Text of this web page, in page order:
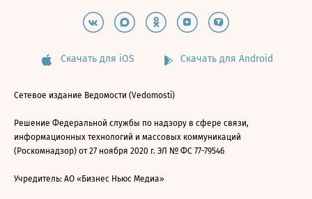
Скачать для iOS Скачать для Android
Сетевое издание Ведомости (Vedomosti)
Решение Федеральной службы по надзору в сфере связи,
информационных технологий и массовых коммуникаций
(Роскомнадзор) от 27 ноября 2020 г. ЭЛ № ФС 77-79546
Учредитель: АО «Бизнес Ньюс Медиа»